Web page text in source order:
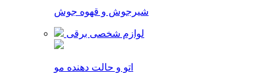
شیرجوش و قهوه جوش
لوازم شخصی برقی
اتو و حالت دهنده مو